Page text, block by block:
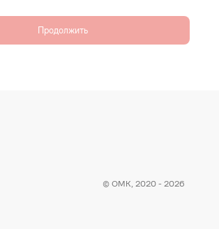
Продолжить
© ОМК, 2020 - 2026